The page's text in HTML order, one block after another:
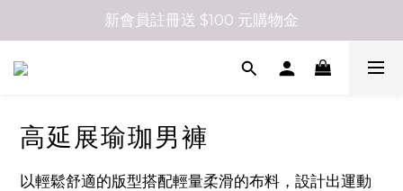
新會員註冊送 $100 元購物金
高延展瑜珈男褲
以輕鬆舒適的版型搭配輕量柔滑的布料，設計出運動